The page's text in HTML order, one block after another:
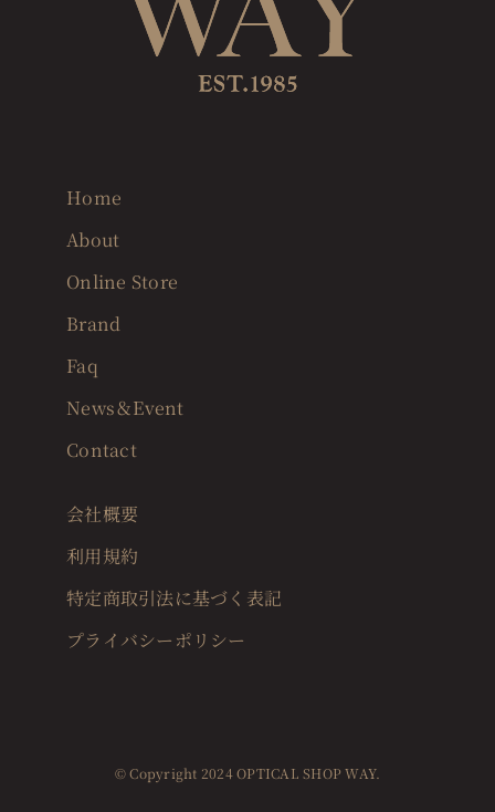
Home
About
Online Store
Brand
Faq
News＆Event
Contact
会社概要
利用規約
特定商取引法に基づく表記
プライバシーポリシー
© Copyright 2024 OPTICAL SHOP WAY.